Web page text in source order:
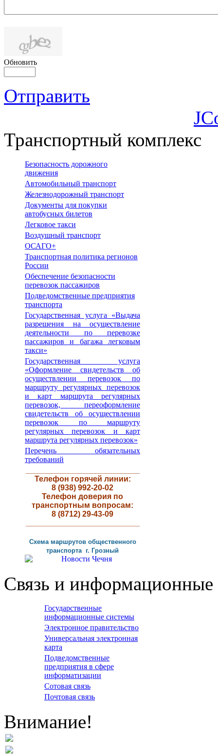
Обновить
Отправить
Транспортный комплекс
Безопасность дорожного
движения
Автомобильный транспорт
Железнодорожный транспорт
Документы для покупки
автобусных билетов
Легковое такси
Воздушный транспорт
ОСАГО+
Транспортная политика регионов
России
Обеспечение безопасности
перевозок пассажиров
Подведомственные предприятия
транспорта
Государственная услуга «Выдача
разрешения на осуществление
деятельности по перевозке
пассажиров и багажа легковым
такси»
Государственная услуга
«Оформление свидетельств об
осуществлении перевозок по
маршруту регулярных перевозок
и карт маршрута регулярных
перевозок, переоформление
свидетельств об осуществлении
перевозок по маршруту
регулярных перевозок и карт
маршрута регулярных перевозок»
Перечень обязательных
требований
Телефон горячей линии:
8 (938) 992-20-02
Телефон доверия по
транспортным вопросам:
8 (8712) 29-43-09
Схема маршрутов общественного
транспорта г. Грозный
Связь и информационные
Государственные
информационные системы
Электронное правительство
Универсальная электронная
карта
Подведомственные
предприятия в сфере
информатизации
Сотовая связь
Почтовая связь
Внимание!